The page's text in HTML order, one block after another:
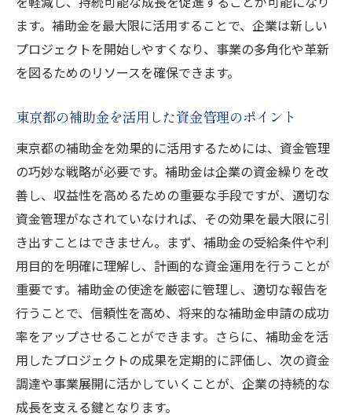
ます。補助金を最大限に活用することで、企業は新しい
プロジェクトを開始しやすくなり、事業の多角化や革新
を図るためのリソースを確保できます。
東京都の補助金を活用した資金管理のポイント
東京都の補助金を効果的に活用するためには、資金管理
の巧妙な戦略が必要です。補助金は企業の資金繰りを改
善し、収益性を高めるための重要な手段ですが、適切な
資金管理がなされていなければ、その効果を最大限に引
き出すことはできません。まず、補助金の受給条件や利
用目的を明確に理解し、計画的な資金運用を行うことが
重要です。補助金の使途を厳密に管理し、適切な報告を
行うことで、信頼性を高め、将来的な補助金申請の成功
率をアップさせることができます。さらに、補助金を活
用したプロジェクトの成果を定期的に評価し、次の資金
調達や事業展開に活かしていくことが、企業の持続的な
成長を支える鍵となります。